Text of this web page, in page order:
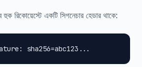
রিকোয়েস্টে একটি সিগনেচার হেডার থাকে:
sha256=abc123...